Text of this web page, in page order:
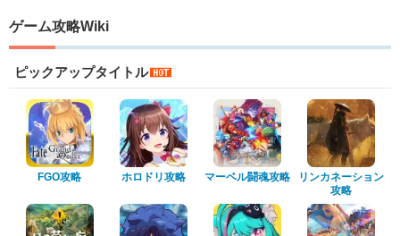
ゲーム攻略Wiki
ピックアップタイトル
FGO攻略 ホロドリ攻略 マーベル闘魂攻略
リンカネーション
攻略